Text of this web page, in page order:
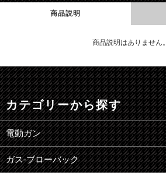
商品説明
商品説明はありません。
カテゴリーから探す
電動ガン
ガス-ブローバック